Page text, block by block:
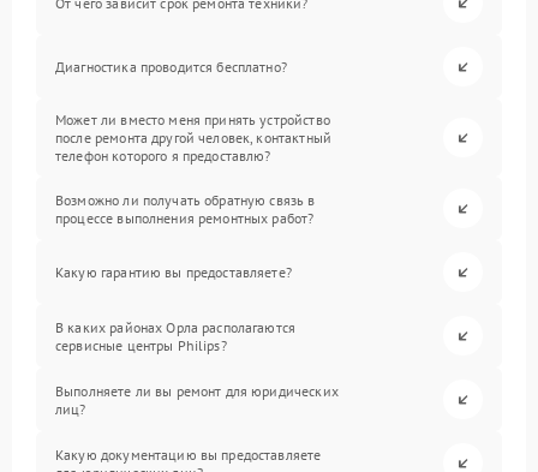
Диагностика проводится бесплатно?
Может ли вместо меня принять устройство
после ремонта другой человек, контактный
телефон которого я предоставлю?
Возможно ли получать обратную связь в
процессе выполнения ремонтных работ?
Какую гарантию вы предоставляете?
В каких районах Орла располагаются
сервисные центры Philips?
Выполняете ли вы ремонт для юридических
лиц?
Какую документацию вы предоставляете